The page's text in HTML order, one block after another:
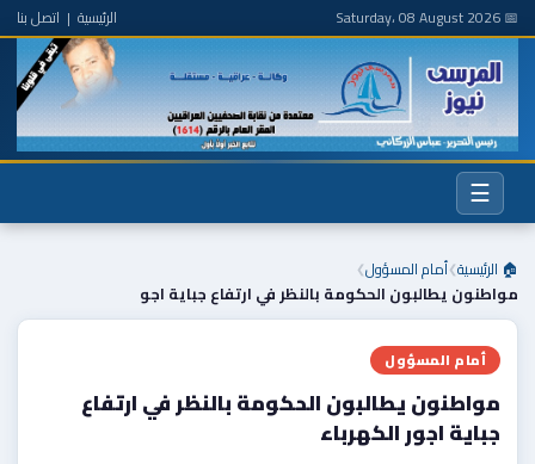
📅 Saturday، 08 August 2026 الرئيسية | اتصل بنا
☰
🏠 الرئيسية❯أمام المسؤول❯
مواطنون يطالبون الحكومة بالنظر في ارتفاع جباية اجو
أمام المسؤول
مواطنون يطالبون الحكومة بالنظر في ارتفاع
جباية اجور الكهرباء